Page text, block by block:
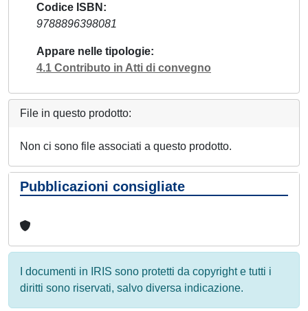
Codice ISBN
9788896398081
Appare nelle tipologie
4.1 Contributo in Atti di convegno
File in questo prodotto:
Non ci sono file associati a questo prodotto.
Pubblicazioni consigliate
I documenti in IRIS sono protetti da copyright e tutti i
diritti sono riservati, salvo diversa indicazione.